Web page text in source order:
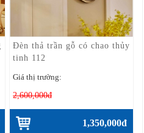
Đèn thả trần gỗ có chao thủy
tinh 112
Giá thị trường:
2,600,000đ
1,350,000đ